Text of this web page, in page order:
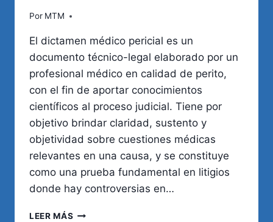
Por MTM
El dictamen médico pericial es un
documento técnico-legal elaborado por un
profesional médico en calidad de perito,
con el fin de aportar conocimientos
científicos al proceso judicial. Tiene por
objetivo brindar claridad, sustento y
objetividad sobre cuestiones médicas
relevantes en una causa, y se constituye
como una prueba fundamental en litigios
donde hay controversias en…
LEER MÁS ¿QUÉ